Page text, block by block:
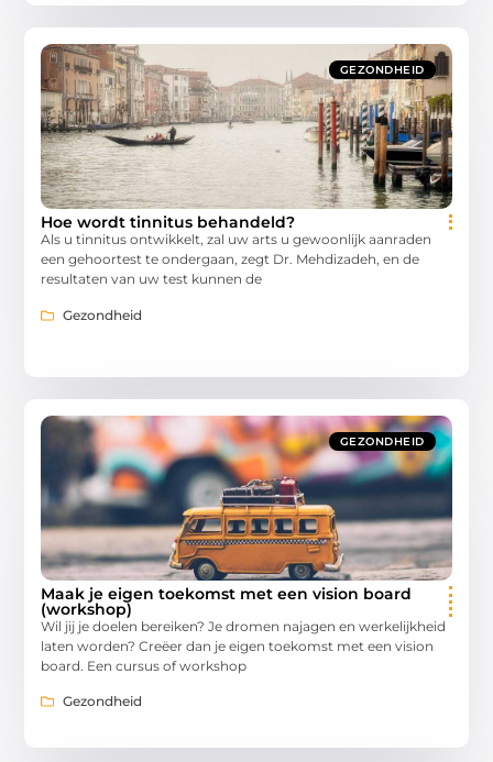
GEZONDHEID
Hoe wordt tinnitus behandeld?
Als u tinnitus ontwikkelt, zal uw arts u gewoonlijk aanraden
een gehoortest te ondergaan, zegt Dr. Mehdizadeh, en de
resultaten van uw test kunnen de
Gezondheid
GEZONDHEID
Maak je eigen toekomst met een vision board
(workshop)
Wil jij je doelen bereiken? Je dromen najagen en werkelijkheid
laten worden? Creëer dan je eigen toekomst met een vision
board. Een cursus of workshop
Gezondheid